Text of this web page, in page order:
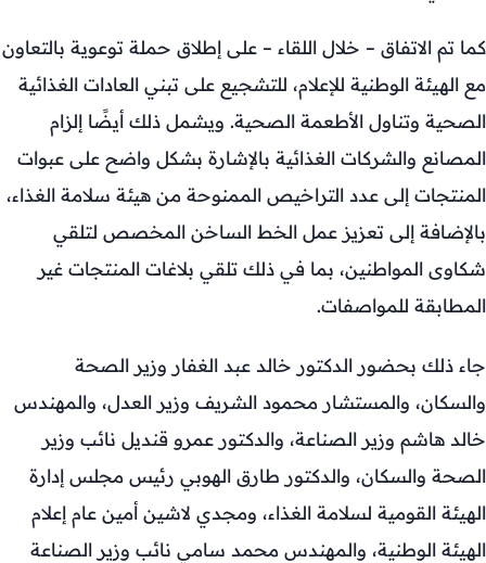
كما تم الاتفاق – خلال اللقاء – على إطلاق حملة توعوية بالتعاون
مع الهيئة الوطنية للإعلام، للتشجيع على تبني العادات الغذائية
الصحية وتناول الأطعمة الصحية. ويشمل ذلك أيضًا إلزام
المصانع والشركات الغذائية بالإشارة بشكل واضح على عبوات
المنتجات إلى عدد التراخيص الممنوحة من هيئة سلامة الغذاء،
بالإضافة إلى تعزيز عمل الخط الساخن المخصص لتلقي
شكاوى المواطنين، بما في ذلك تلقي بلاغات المنتجات غير
المطابقة للمواصفات.
جاء ذلك بحضور الدكتور خالد عبد الغفار وزير الصحة
والسكان، والمستشار محمود الشريف وزير العدل، والمهندس
خالد هاشم وزير الصناعة، والدكتور عمرو قنديل نائب وزير
الصحة والسكان، والدكتور طارق الهوبي رئيس مجلس إدارة
الهيئة القومية لسلامة الغذاء، ومجدي لاشين أمين عام إعلام
الهيئة الوطنية، والمهندس محمد سامي نائب وزير الصناعة